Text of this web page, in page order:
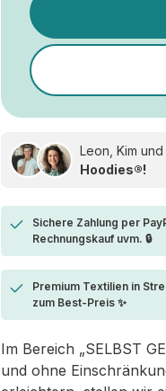
Leon, Kim und
Hoodies®!
Sichere Zahlung per
Rechnungskauf uvm. 🔒
Premium Textilien in
zum Best-Preis ✨
Im Bereich „SELBST
und ohne